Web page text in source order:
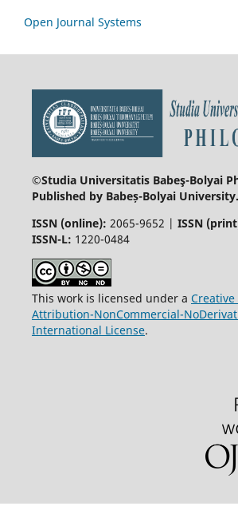
Open Journal Systems
©Studia Universitatis Babeş-Bolyai
Published by Babeș-Bolyai University.
ISSN (online): 2065-9652 | ISSN
ISSN-L: 1220-0484
This work is licensed under a Creative
Attribution-NonCommercial-
International License.